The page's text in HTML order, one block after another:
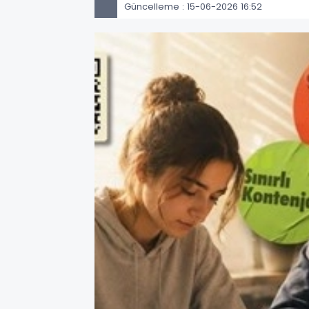
Güncelleme : 15-06-2026 16:52